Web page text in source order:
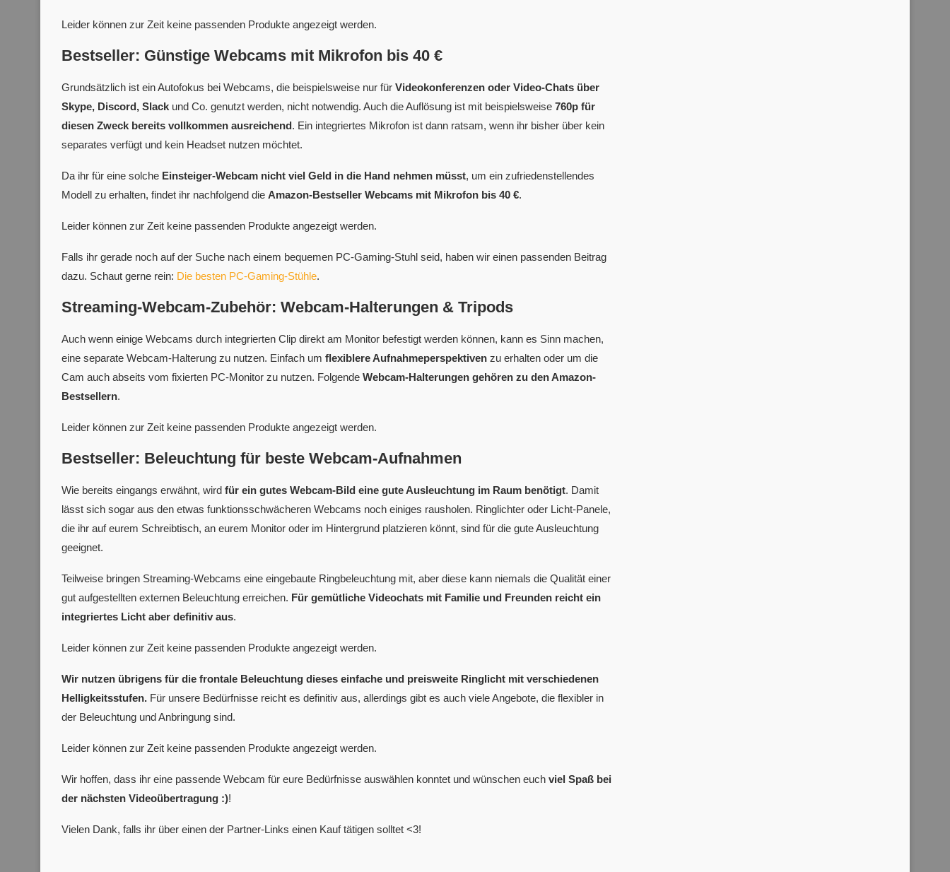
Leider können zur Zeit keine passenden Produkte angezeigt werden.
Bestseller: Günstige Webcams mit Mikrofon bis 40 €
Grundsätzlich ist ein Autofokus bei Webcams, die beispielsweise nur für Videokonferenzen oder Video-Chats über
Skype, Discord, Slack und Co. genutzt werden, nicht notwendig. Auch die Auflösung ist mit beispielsweise 760p für
diesen Zweck bereits vollkommen ausreichend. Ein integriertes Mikrofon ist dann ratsam, wenn ihr bisher über kein
separates verfügt und kein Headset nutzen möchtet.
Da ihr für eine solche Einsteiger-Webcam nicht viel Geld in die Hand nehmen müsst, um ein zufriedenstellendes
Modell zu erhalten, findet ihr nachfolgend die Amazon-Bestseller Webcams mit Mikrofon bis 40 €.
Leider können zur Zeit keine passenden Produkte angezeigt werden.
Falls ihr gerade noch auf der Suche nach einem bequemen PC-Gaming-Stuhl seid, haben wir einen passenden Beitrag
dazu. Schaut gerne rein: Die besten PC-Gaming-Stühle.
Streaming-Webcam-Zubehör: Webcam-Halterungen & Tripods
Auch wenn einige Webcams durch integrierten Clip direkt am Monitor befestigt werden können, kann es Sinn machen,
eine separate Webcam-Halterung zu nutzen. Einfach um flexiblere Aufnahmeperspektiven zu erhalten oder um die
Cam auch abseits vom fixierten PC-Monitor zu nutzen. Folgende Webcam-Halterungen gehören zu den Amazon-
Bestsellern.
Leider können zur Zeit keine passenden Produkte angezeigt werden.
Bestseller: Beleuchtung für beste Webcam-Aufnahmen
Wie bereits eingangs erwähnt, wird für ein gutes Webcam-Bild eine gute Ausleuchtung im Raum benötigt. Damit
lässt sich sogar aus den etwas funktionsschwächeren Webcams noch einiges rausholen. Ringlichter oder Licht-Panele,
die ihr auf eurem Schreibtisch, an eurem Monitor oder im Hintergrund platzieren könnt, sind für die gute Ausleuchtung
geeignet.
Teilweise bringen Streaming-Webcams eine eingebaute Ringbeleuchtung mit, aber diese kann niemals die Qualität einer
gut aufgestellten externen Beleuchtung erreichen. Für gemütliche Videochats mit Familie und Freunden reicht ein
integriertes Licht aber definitiv aus.
Leider können zur Zeit keine passenden Produkte angezeigt werden.
Wir nutzen übrigens für die frontale Beleuchtung dieses einfache und preisweite Ringlicht mit verschiedenen
Helligkeitsstufen. Für unsere Bedürfnisse reicht es definitiv aus, allerdings gibt es auch viele Angebote, die flexibler in
der Beleuchtung und Anbringung sind.
Leider können zur Zeit keine passenden Produkte angezeigt werden.
Wir hoffen, dass ihr eine passende Webcam für eure Bedürfnisse auswählen konntet und wünschen euch viel Spaß bei
der nächsten Videoübertragung :)!
Vielen Dank, falls ihr über einen der Partner-Links einen Kauf tätigen solltet <3!